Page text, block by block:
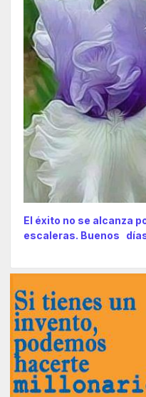
El éxito no se alcanza
escaleras. Buenos